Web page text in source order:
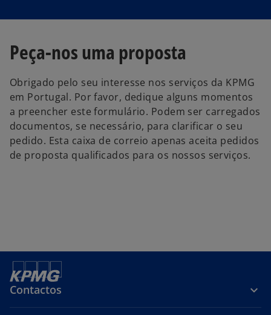
Peça-nos uma proposta
Obrigado pelo seu interesse nos serviços da KPMG
em Portugal. Por favor, dedique alguns momentos
a preencher este formulário. Podem ser carregados
documentos, se necessário, para clarificar o seu
pedido. Esta caixa de correio apenas aceita pedidos
de proposta qualificados para os nossos serviços.
Contactos